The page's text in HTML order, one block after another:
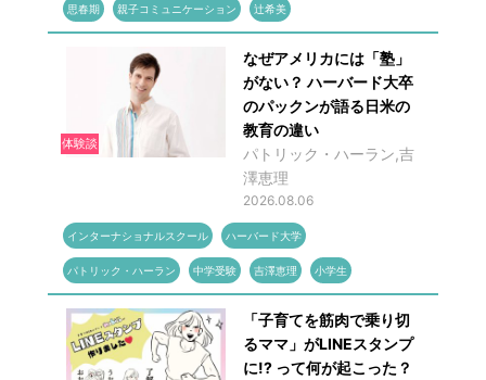
思春期 親子コミュニケーション 辻希美
体験談
なぜアメリカには「塾」
がない？ ハーバード大卒
のパックンが語る日米の
教育の違い
パトリック・ハーラン,吉
澤恵理
2026.08.06
インターナショナルスクール ハーバード大学
パトリック・ハーラン 中学受験 吉澤恵理 小学生
「子育てを筋肉で乗り切
るママ」がLINEスタンプ
に!? って何が起こった？